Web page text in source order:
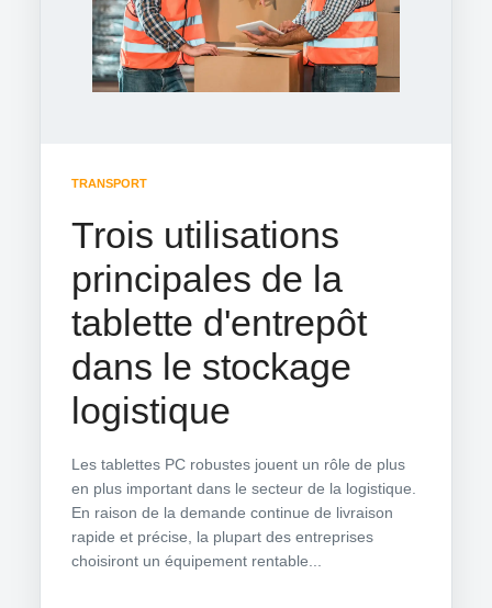
TRANSPORT
Trois utilisations
principales de la
tablette d'entrepôt
dans le stockage
logistique
Les tablettes PC robustes jouent un rôle de plus
en plus important dans le secteur de la logistique.
En raison de la demande continue de livraison
rapide et précise, la plupart des entreprises
choisiront un équipement rentable...